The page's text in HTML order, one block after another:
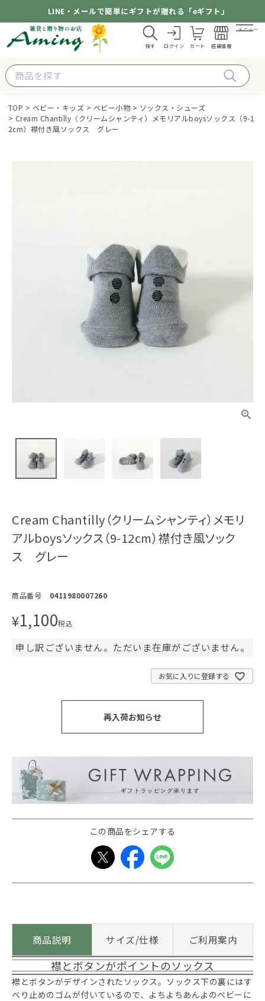
LINE・メールで簡単にギフトが贈れる「eギフト」
探す ログイン カート 店舗情報
メニュー
TOP ベビー・キッズ ベビー小物
ソックス・シューズ
Cream Chantilly（クリームシャンティ）メモリアルboysソックス（9-1
2cm）襟付き風ソックス グレー
Cream Chantilly（クリームシャンティ）メモリ
アルboysソックス（9-12cm）襟付き風ソック
ス グレー
商品番号 0411980007260
¥1,100税込
申し訳ございません。ただいま在庫がございません。
お気に入りに登録する
再入荷お知らせ
この商品をシェアする
商品説明 サイズ/仕様 ご利用案内
襟とボタンがポイントのソックス
襟とボタンがデザインされたソックス。ソックス下の裏にはす
べり止めのゴムが付いているので、よちよちあんよのベビーに